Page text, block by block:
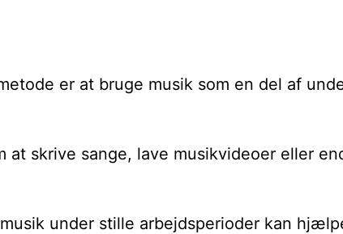
er at bruge musik som en del af
skrive sange, lave musikvideoer eller
under stille arbejdsperioder kan